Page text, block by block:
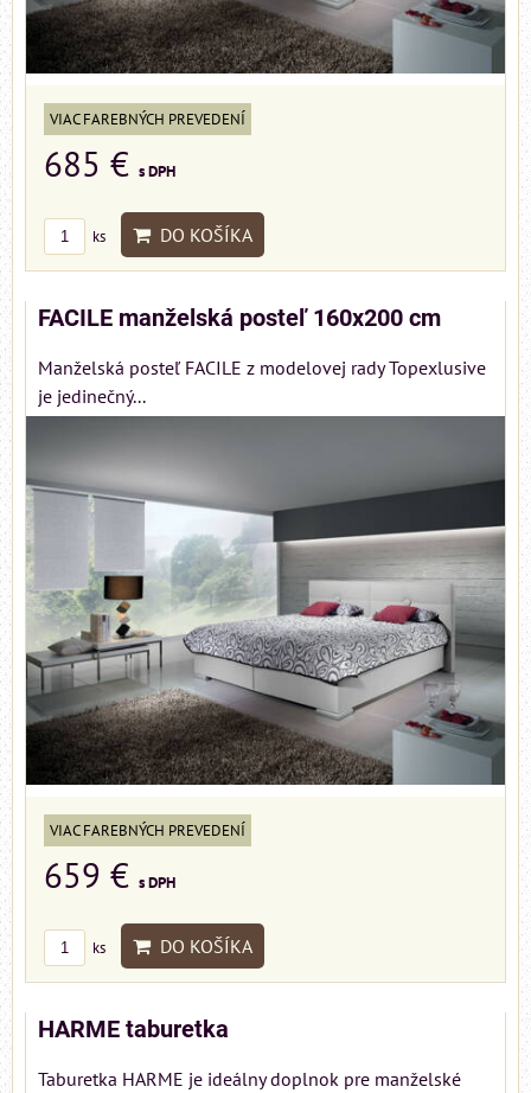
VIAC FAREBNÝCH PREVEDENÍ
685 € s DPH
ks DO KOŠÍKA
FACILE manželská posteľ 160x200 cm
Manželská posteľ FACILE z modelovej rady Topexlusive
je jedinečný...
VIAC FAREBNÝCH PREVEDENÍ
659 € s DPH
ks DO KOŠÍKA
HARME taburetka
Taburetka HARME je ideálny doplnok pre manželské